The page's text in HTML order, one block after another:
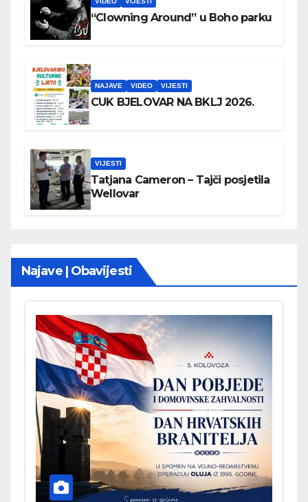
“Clowning Around” u Boho parku
NAJAVE VIDEO VIJESTI
CUK BJELOVAR NA BKLJ 2026.
VIJESTI
Tatjana Cameron – Tajči posjetila
Wellovar
Najave | Obavijesti